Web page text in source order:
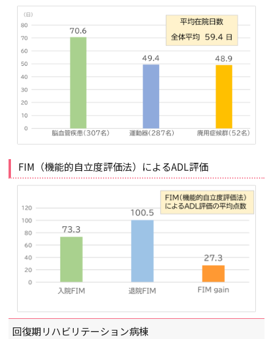
FIM（機能的自立度評価法）によるADL評価
回復期リハビリテーション病棟